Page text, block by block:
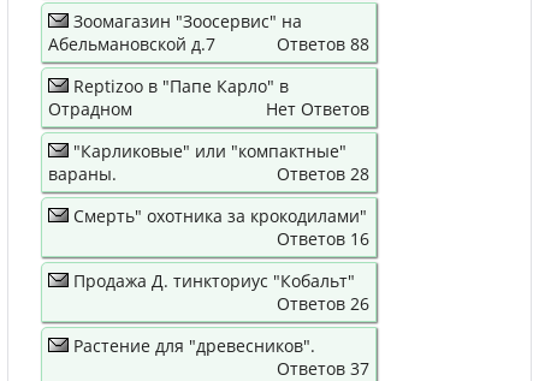
Зоомагазин "Зоосервис" на
Абельмановской д.7
Ответов 88
Reptizoo в "Папе Карло" в
Отрадном
Нет Ответов
"Карликовые" или "компактные"
вараны.
Ответов 28
Смерть" охотника за крокодилами"
Ответов 16
Продажа Д. тинкториус "Кобальт"
Ответов 26
Растение для "древесников".
Ответов 37